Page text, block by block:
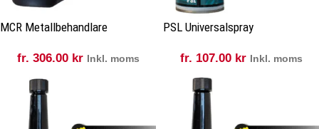
MCR Metallbehandlare
fr. 306.00 kr Inkl. moms
PSL Universalspray
fr. 107.00 kr Inkl. moms